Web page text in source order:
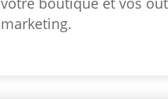
marketing.